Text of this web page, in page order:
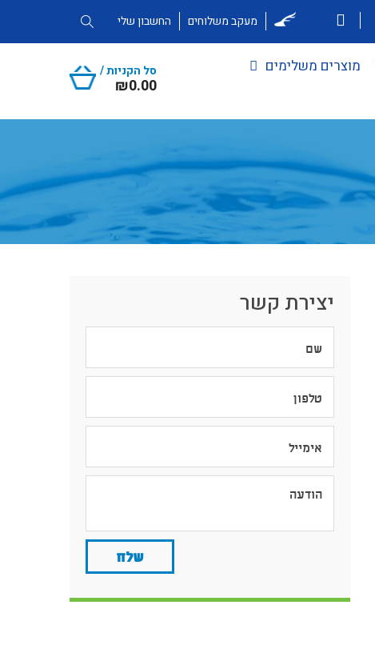
החשבון שלי מעקב משלוחים
מוצרים משלימים
סל הקניות /
₪0.00
יצירת קשר